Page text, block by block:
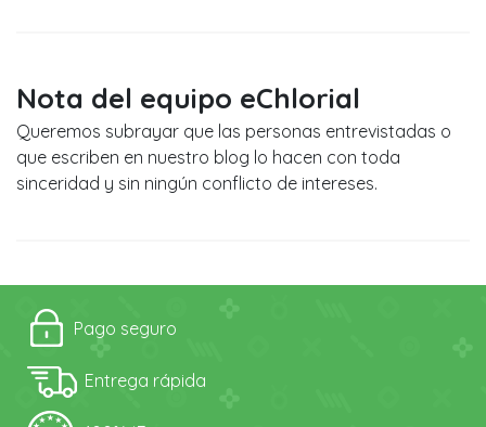
Nota del equipo eChlorial
Queremos subrayar que las personas entrevistadas o
que escriben en nuestro blog lo hacen con toda
sinceridad y sin ningún conflicto de intereses.
Pago seguro
Entrega rápida